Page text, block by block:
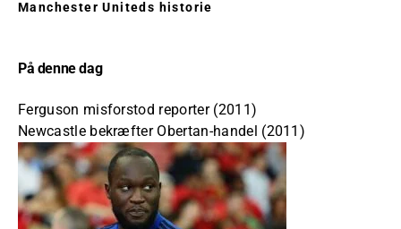
Manchester Uniteds historie
På denne dag
Ferguson misforstod reporter (2011)
Newcastle bekræfter Obertan-handel (2011)